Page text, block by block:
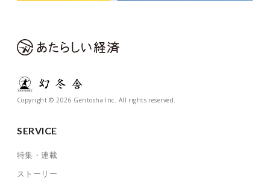
Copyright © 2026 Gentosha Inc. All rights reserved.
SERVICE
特集・連載
ストーリー